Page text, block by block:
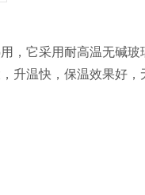
，它采用耐高温无碱玻
升温快，保温效果好，